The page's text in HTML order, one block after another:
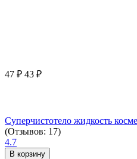
47 ₽ 43 ₽
Суперчистотело жидкость
(Отзывов: 17)
4.7
В корзину